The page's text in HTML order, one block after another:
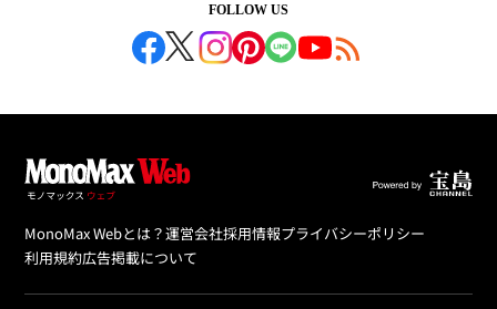
FOLLOW US
MonoMax Webとは？運営会社採用情報プライバシーポリシー
利用規約広告掲載について